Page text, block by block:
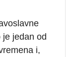
je jedan od
i,